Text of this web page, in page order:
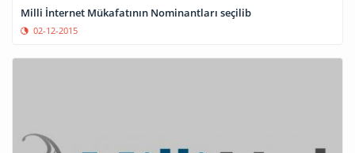
Milli İnternet Mükafatının Nominantları seçilib
02-12-2015